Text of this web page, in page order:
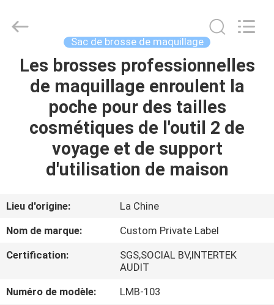
MAISON
PRODUITS
SUJET
NOUS
D'USINE
Chanmy
Cosmetics
Reserved.
Sac de brosse de maquillage
Les brosses professionnelles
de maquillage enroulent la
poche pour des tailles
cosmétiques de l'outil 2 de
voyage et de support
d'utilisation de maison
Lieu d'origine:
La Chine
Nom de marque:
Custom Private Label
Certification:
SGS,SOCIAL BV,INTERTEK
AUDIT
Numéro de modèle:
LMB-103